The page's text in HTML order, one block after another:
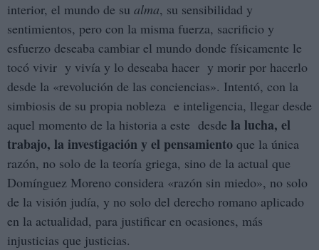
interior, el mundo de su alma, su sensibilidad y
sentimientos, pero con la misma fuerza, sacrificio y
esfuerzo deseaba cambiar el mundo donde físicamente le
tocó vivir y vivía y lo deseaba hacer y morir por hacerlo
desde la «revolución de las conciencias». Intentó, con la
simbiosis de su propia nobleza e inteligencia, llegar desde
aquel momento de la historia a este desde la lucha, el
trabajo, la investigación y el pensamiento que la única
razón, no solo de la teoría griega, sino de la actual que
Domínguez Moreno considera «razón sin miedo», no solo
de la visión judía, y no solo del derecho romano aplicado
en la actualidad, para justificar en ocasiones, más
injusticias que justicias.